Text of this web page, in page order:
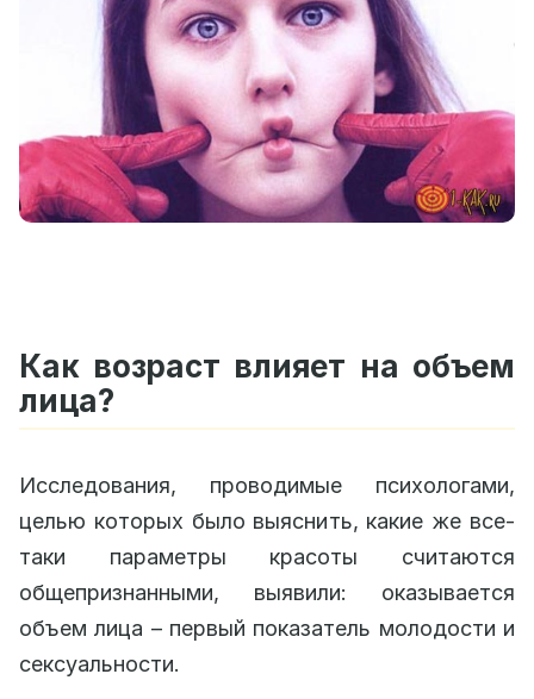
Как возраст влияет на объем
лица?
Исследования, проводимые психологами,
целью которых было выяснить, какие же все-
таки параметры красоты считаются
общепризнанными, выявили: оказывается
объем лица – первый показатель молодости и
сексуальности.